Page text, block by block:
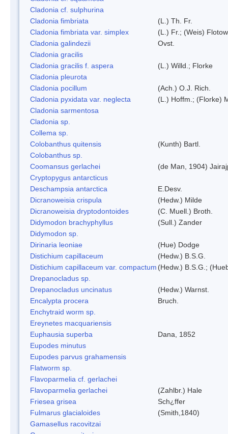
Cladonia cf. sulphurina
Cladonia fimbriata
(L.) Th. Fr.
Cladonia fimbriata var. simplex
(L.) Fr.; (Weis) Flotow
Cladonia galindezii
Ovst.
Cladonia gracilis
Cladonia gracilis f. aspera
(L.) Willd.; Florke
Cladonia pleurota
Cladonia pocillum
(Ach.) O.J. Rich.
Cladonia pyxidata var. neglecta
(L.) Hoffm.; (Florke)
Cladonia sarmentosa
Cladonia sp.
Collema sp.
Colobanthus quitensis
(Kunth) Bartl.
Colobanthus sp.
Coomansus gerlachei
(de Man, 1904)
Cryptopygus antarcticus
Deschampsia antarctica
E.Desv.
Dicranoweisia crispula
(Hedw.) Milde
Dicranoweisia dryptodontoides
(C. Muell.) Broth.
Didymodon brachyphyllus
(Sull.) Zander
Didymodon sp.
Dirinaria leoniae
(Hue) Dodge
Distichium capillaceum
(Hedw.) B.S.G.
Distichium capillaceum var. compactum (Hedw.) B.S.G.;
Drepanocladus sp.
Drepanocladus uncinatus
(Hedw.) Warnst.
Encalypta procera
Bruch.
Enchytraid worm sp.
Ereynetes macquariensis
Euphausia superba
Dana, 1852
Eupodes minutus
Eupodes parvus grahamensis
Flatworm sp.
Flavoparmelia cf. gerlachei
Flavoparmelia gerlachei
(Zahlbr.) Hale
Friesea grisea
Sch¿ffer
Fulmarus glacialoides
(Smith,1840)
Gamasellus racovitzai